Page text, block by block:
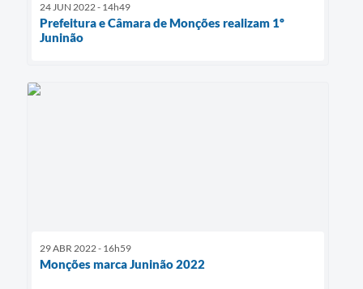
24 JUN 2022 - 14h49
Prefeitura e Câmara de Monções realizam 1º
Juninão
29 ABR 2022 - 16h59
Monções marca Juninão 2022